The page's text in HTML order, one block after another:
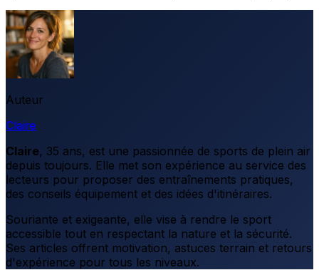
Auteur
Claire
Claire, 35 ans, est une passionnée de sports de plein air
depuis toujours. Elle met son expérience au service des
lecteurs pour proposer des entraînements pratiques,
des conseils équipement et des idées d'itinéraires.
Souriante et exigeante, elle vise à rendre le sport
accessible tout en respectant la nature et la sécurité.
Ses articles offrent motivation, astuces terrain et retours
d'expérience pour tous les niveaux.